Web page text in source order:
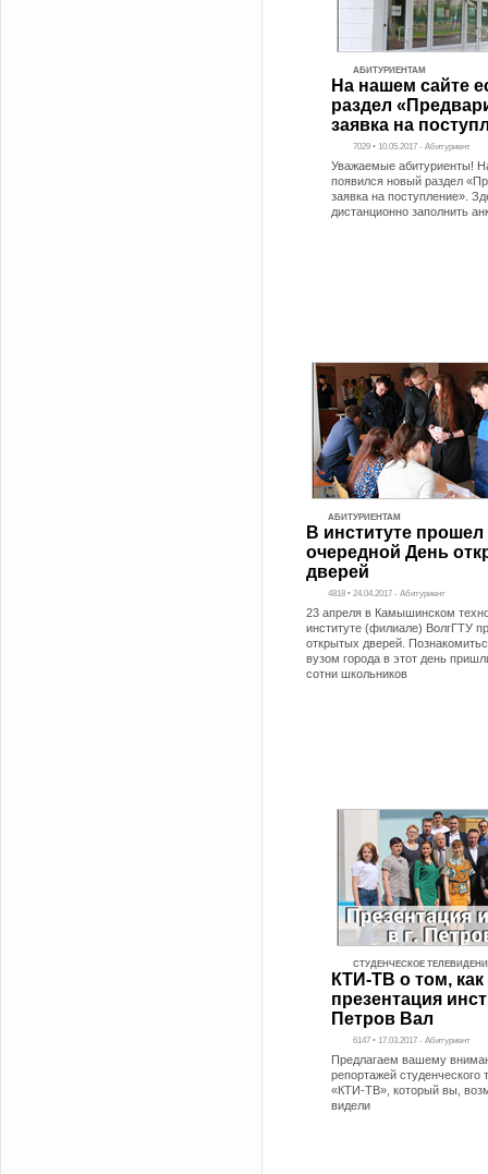
АБИТУРИЕНТАМ
На нашем сайте
раздел
заявка на
7029 • 10.05.2017 - Абитуриент
Уважаемые абитуриенты!
появился новый раздел
заявка на поступление».
дистанционно заполнить
АБИТУРИЕНТАМ
В институте прошел
очередной День
дверей
4818 • 24.04.2017 - Абитуриент
23 апреля в Камышинском
институте (филиале) ВолгГТУ
открытых дверей.
вузом города в этот день
сотни школьников
СТУДЕНЧЕСКОЕ
КТИ-ТВ о том,
презентация
Петров Вал
6147 • 17.03.2017 - Абитуриент
Предлагаем вашему
репортажей студенческого
«КТИ-ТВ», который вы,
видели